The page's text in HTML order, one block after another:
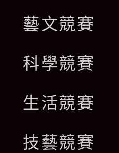
藝文競賽
科學競賽
生活競賽
技藝競賽